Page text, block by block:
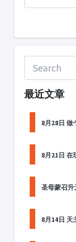
最近文章
8月28日 做
8月21日 在
圣母蒙召升
8月14日 天